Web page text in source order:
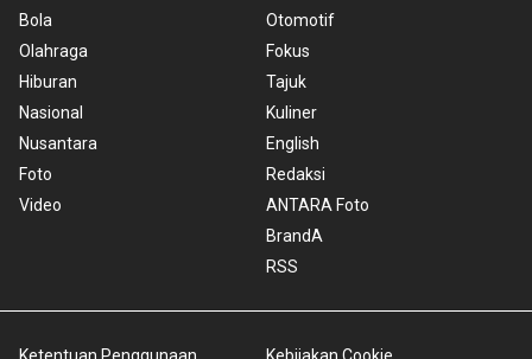
Bola
Olahraga
Hiburan
Nasional
Nusantara
Foto
Video
Otomotif
Fokus
Tajuk
Kuliner
English
Redaksi
ANTARA Foto
BrandA
RSS